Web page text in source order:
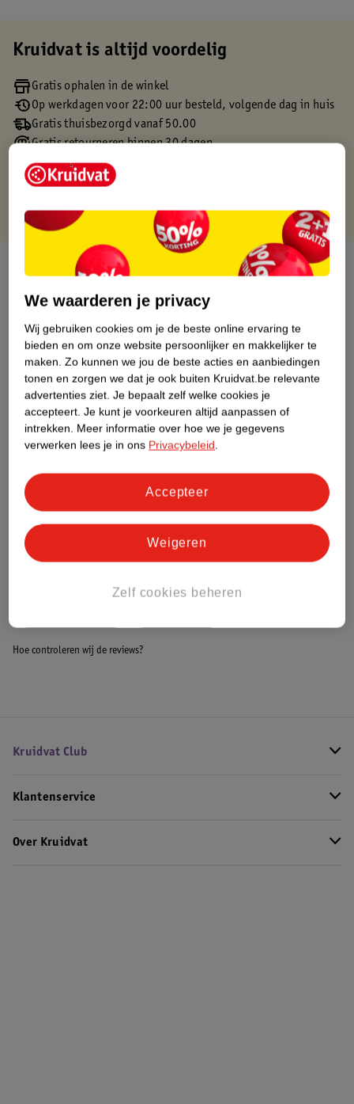
Kruidvat is altijd voordelig
Gratis ophalen in de winkel
Op werkdagen voor 22:00 uur besteld, volgende dag in huis
Gratis thuisbezorgd vanaf 50.00
Gratis retourneren binnen 30 dagen
Gratis punten met je Kruidvat kaart
Over dit product
Productinformatie
Etiketinformatie
Nature Impact Score
Dit product heeft (nog) geen Nature
Meer informatie
Hoe controleren wij de reviews?
Kruidvat Club
Klantenservice
Over Kruidvat
We waarderen je privacy
Wij gebruiken cookies om je de beste online ervaring te
bieden en om onze website persoonlijker en makkelijker te
maken. Zo kunnen we jou de beste acties en aanbiedingen
tonen en zorgen we dat je ook buiten Kruidvat.be relevante
advertenties ziet. Je bepaalt zelf welke cookies je
accepteert. Je kunt je voorkeuren altijd aanpassen of
intrekken. Meer informatie over hoe we je gegevens
verwerken lees je in ons Privacybeleid.
Zelf cookies beheren
Weigeren
Accepteer